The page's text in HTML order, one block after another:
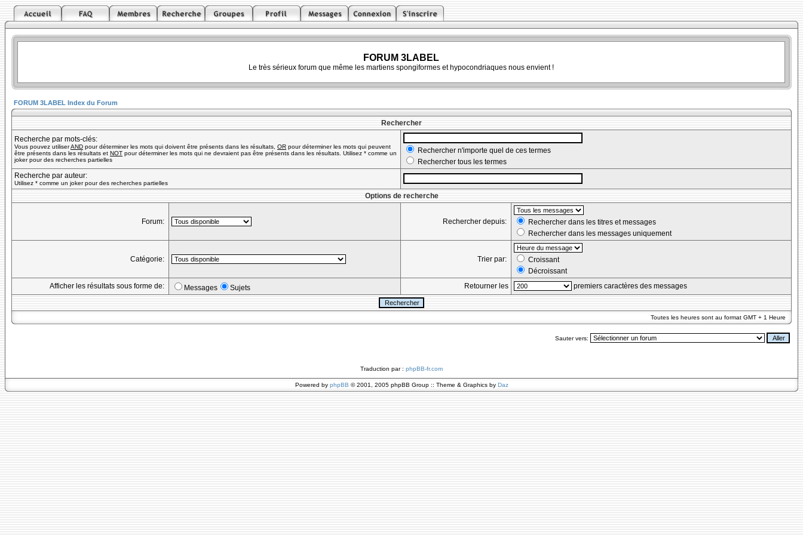
FORUM 3LABEL
Le très sérieux forum que même les martiens spongiformes et hypocondriaques nous envient !
FORUM 3LABEL Index du Forum
Rechercher
Recherche par mots-clés:
Vous pouvez utiliserAND pour déterminer les mots qui doivent être présents dans les résultats, OR pour déterminer les mots qui peuvent
être présents dans les résultats et NOT pour déterminer les mots qui ne devraient pas être présents dans les résultats. Utilisez * comme un
joker pour des recherches partielles
Rechercher n'importe quel de ces termes
Rechercher tous les termes
Recherche par auteur:
Utilisez * comme un joker pour des recherches partielles
Options de recherche
Forum: Rechercher depuis:
Rechercher dans les titres et messages
Rechercher dans les messages uniquement
Catégorie: Trier par:
Croissant
Décroissant
Afficher les résultats sous forme de:
Messages Sujets Retourner les premiers caractères des messages
Toutes les heures sont au format GMT + 1 Heure
Sauter vers:
Traduction par : phpBB-fr.com
Powered by phpBB © 2001, 2005 phpBB Group :: Theme & Graphics by Daz